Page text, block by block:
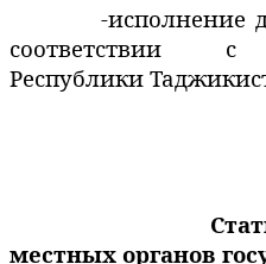
-исполнение
соответствии с
Республики
местных органов